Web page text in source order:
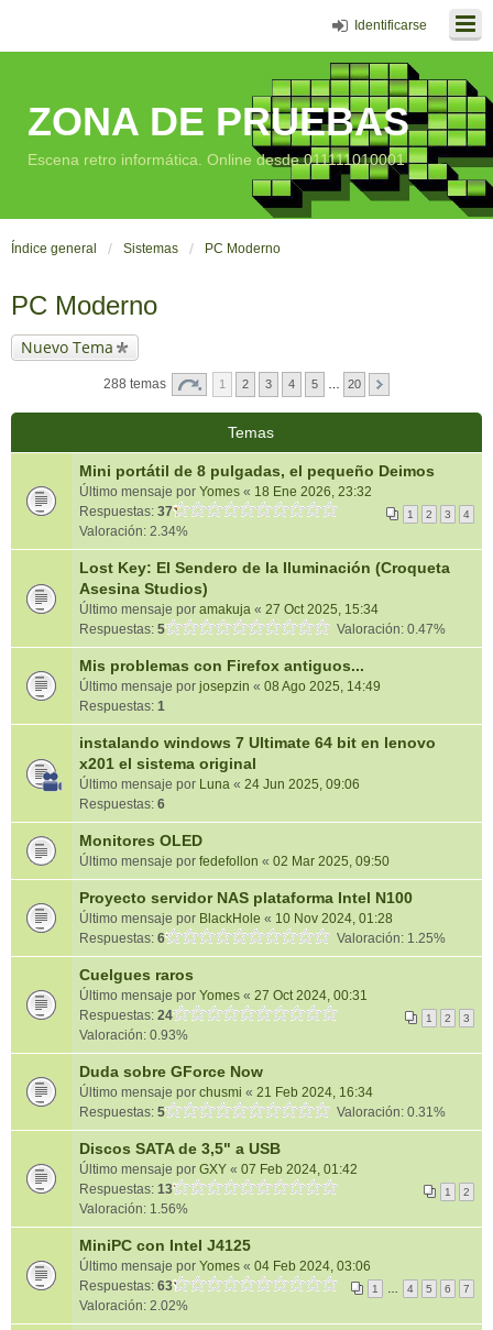
Identificarse
ZONA DE PRUEBAS
Escena retro informática. Online desde 011111010001
Índice general Sistemas PC Moderno
PC Moderno
Nuevo Tema
288 temas 1 2 3 4 5 20
Temas
Mini portátil de 8 pulgadas, el pequeño Deimos
Último mensaje por Yomes « 18 Ene 2026, 23:32
Respuestas: 37 1 2 3 4
Valoración: 2.34%
Lost Key: El Sendero de la Iluminación (Croqueta
Asesina Studios)
Último mensaje por amakuja « 27 Oct 2025, 15:34
Respuestas: 5 Valoración: 0.47%
Mis problemas con Firefox antiguos...
Último mensaje por josepzin « 08 Ago 2025, 14:49
Respuestas: 1
instalando windows 7 Ultimate 64 bit en lenovo
x201 el sistema original
Último mensaje por Luna « 24 Jun 2025, 09:06
Respuestas: 6
Monitores OLED
Último mensaje por fedefollon « 02 Mar 2025, 09:50
Proyecto servidor NAS plataforma Intel N100
Último mensaje por BlackHole « 10 Nov 2024, 01:28
Respuestas: 6 Valoración: 1.25%
Cuelgues raros
Último mensaje por Yomes « 27 Oct 2024, 00:31
Respuestas: 24 1 2 3
Valoración: 0.93%
Duda sobre GForce Now
Último mensaje por chusmi « 21 Feb 2024, 16:34
Respuestas: 5 Valoración: 0.31%
Discos SATA de 3,5" a USB
Último mensaje por GXY « 07 Feb 2024, 01:42
Respuestas: 13 1 2
Valoración: 1.56%
MiniPC con Intel J4125
Último mensaje por Yomes « 04 Feb 2024, 03:06
Respuestas: 63 1 4 5 6 7
Valoración: 2.02%